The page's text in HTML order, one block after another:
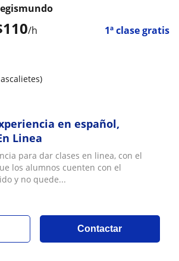
110/h 1ª clase gratis
en español,
Linea
para dar clases en linea, con el
los alumnos cuenten con el
y no quede...
Contactar